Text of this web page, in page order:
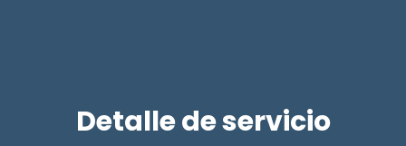
Detalle de servicio